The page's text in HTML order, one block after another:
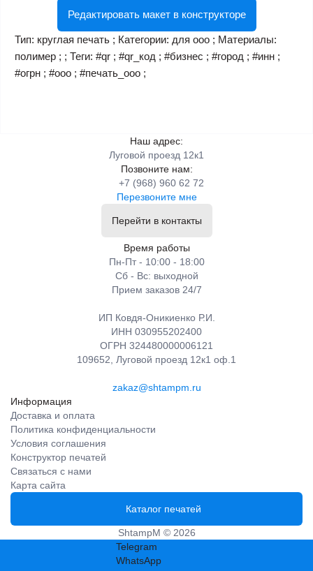
Редактировать макет в конструкторе
Тип: круглая печать ; Категории: для ооо ; Материалы:
полимер ; ; Теги: #qr ; #qr_код ; #бизнес ; #город ; #инн ;
#огрн ; #ооо ; #печать_ооо ;
Наш адрес:
Луговой проезд 12к1
Позвоните нам:
+7 (968) 960 62 72
Перезвоните мне
Перейти в контакты
Время работы
Пн-Пт - 10:00 - 18:00
Сб - Вс: выходной
Прием заказов 24/7
ИП Ковдя-Оникиенко Р.И.
ИНН 030955202400
ОГРН 324480000006121
109652, Луговой проезд 12к1 оф.1
zakaz@shtampm.ru
Информация
Доставка и оплата
Политика конфиденциальности
Условия соглашения
Конструктор печатей
Связаться с нами
Карта сайта
Каталог печатей
ShtampM © 2026
Telegram
WhatsApp